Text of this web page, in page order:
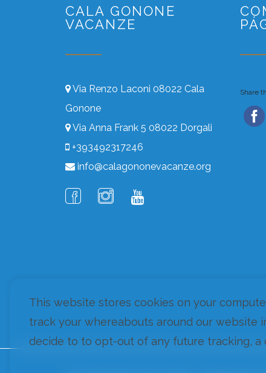
CALA GONONE
VACANZE
Via Renzo Laconi 08022 Cala
Gonone
Via Anna Frank 5 08022 Dorgali
+393492317246
info@calagononevacanze.org
Share
This website stores cookies on your
track your whereabouts around our website
decide to to opt-out of any future tracking,